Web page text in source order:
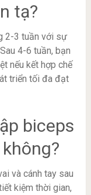
tạ?
2-3 tuần với sự
4-6 tuần, bạn
nếu kết hợp chế
triển tối đa đạt
biceps
và cánh tay sau
kiệm thời gian,